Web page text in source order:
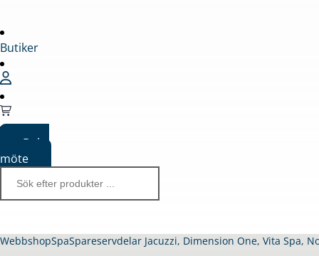
Butiker
Boka
möte
WebbshopSpaSpareservdelar Jacuzzi, Dimension One, Vita Spa,